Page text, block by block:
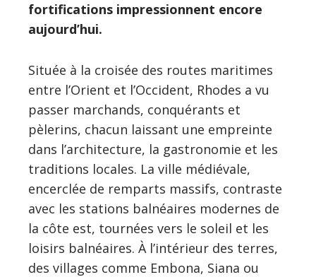
fortifications impressionnent encore
aujourd’hui.
Située à la croisée des routes maritimes
entre l’Orient et l’Occident, Rhodes a vu
passer marchands, conquérants et
pèlerins, chacun laissant une empreinte
dans l’architecture, la gastronomie et les
traditions locales. La ville médiévale,
encerclée de remparts massifs, contraste
avec les stations balnéaires modernes de
la côte est, tournées vers le soleil et les
loisirs balnéaires. À l’intérieur des terres,
des villages comme Embona, Siana ou